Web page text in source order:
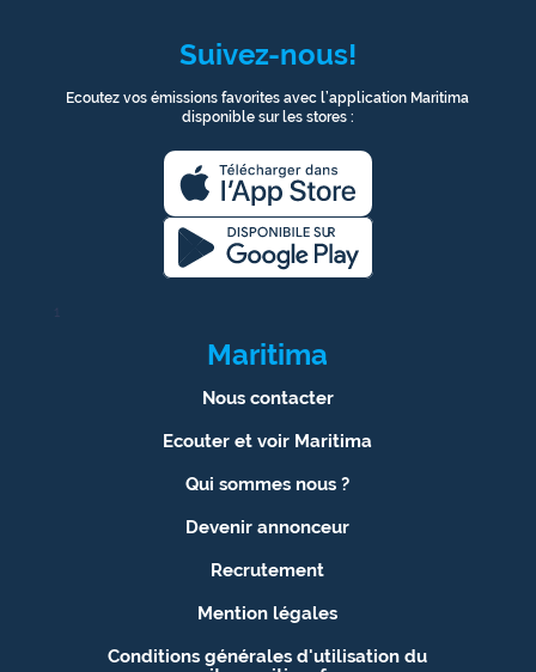
Suivez-nous!
Ecoutez vos émissions favorites avec l’application Maritima
disponible sur les stores :
1
Maritima
Nous contacter
Ecouter et voir Maritima
Qui sommes nous ?
Devenir annonceur
Recrutement
Mention légales
Conditions générales d'utilisation du